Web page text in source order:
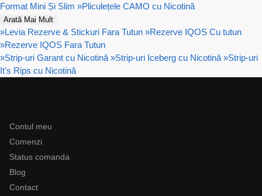
Format Mini Și Slim »Pliculețele CAMO cu Nicotină
Arată Mai Mult
»Levia Rezerve & Stickuri Fara Tutun »Rezerve IQOS Cu tutun
»Rezerve IQOS Fara Tutun
»Strip-uri Garant cu Nicotină »Strip-uri Iceberg cu Nicotină »Strip-uri
It's Rips cu Nicotină
Contul meu
Comenzi
Status comanda
Blog
Contact